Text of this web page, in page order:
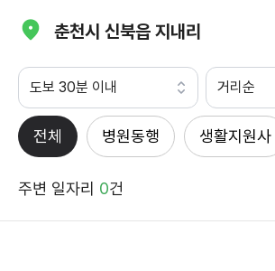
춘천시 신북읍 지내리
도보 30분 이내 거리순
전체 병원동행 생활지원사
주변 일자리 0건